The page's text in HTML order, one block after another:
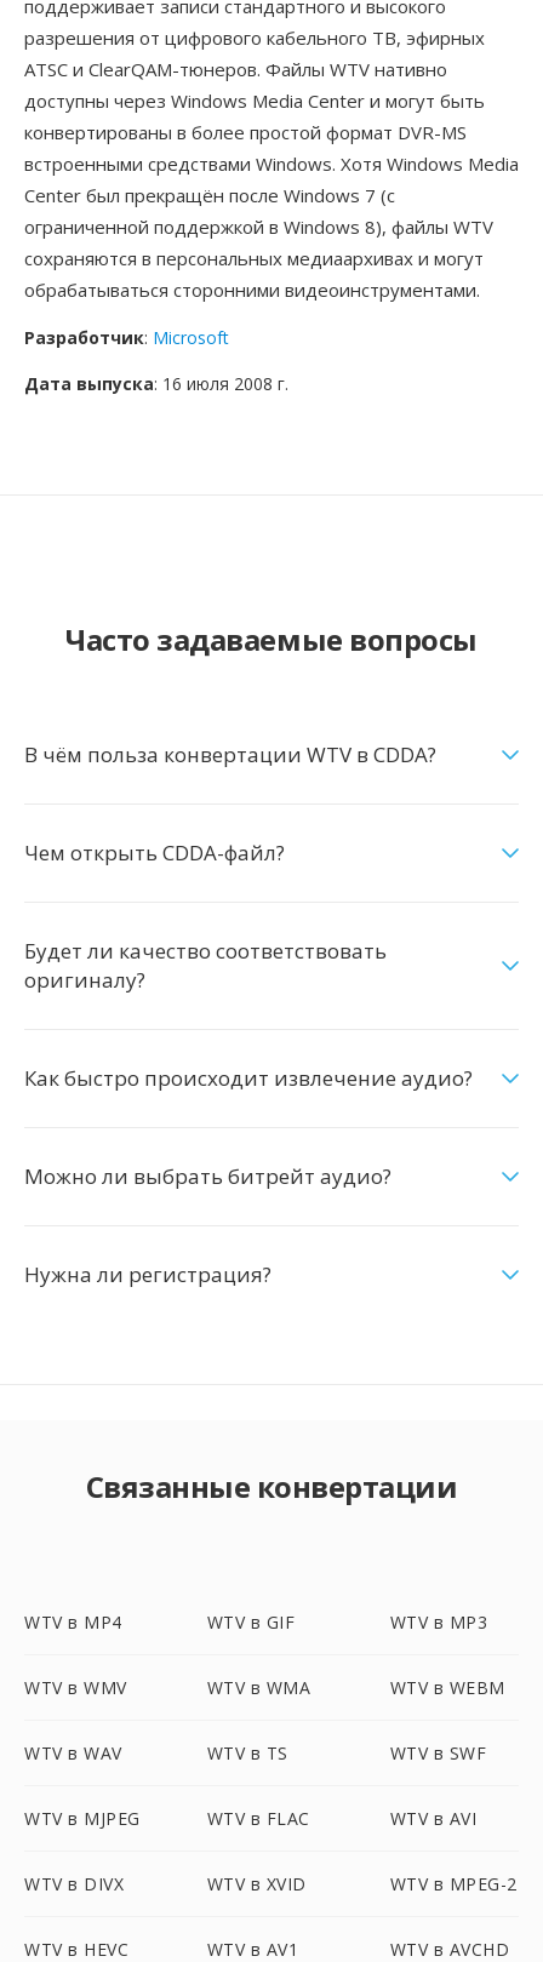
поддерживает записи стандартного и высокого
разрешения от цифрового кабельного ТВ, эфирных
ATSC и ClearQAM-тюнеров. Файлы WTV нативно
доступны через Windows Media Center и могут быть
конвертированы в более простой формат DVR-MS
встроенными средствами Windows. Хотя Windows Media
Center был прекращён после Windows 7 (с
ограниченной поддержкой в Windows 8), файлы WTV
сохраняются в персональных медиаархивах и могут
обрабатываться сторонними видеоинструментами.
Разработчик: Microsoft
Дата выпуска: 16 июля 2008 г.
Часто задаваемые вопросы
В чём польза конвертации WTV в CDDA?
Чем открыть CDDA-файл?
Будет ли качество соответствовать
оригиналу?
Как быстро происходит извлечение аудио?
Можно ли выбрать битрейт аудио?
Нужна ли регистрация?
Связанные конвертации
WTV в MP4 WTV в GIF WTV в MP3
WTV в WMV WTV в WMA WTV в WEBM
WTV в WAV WTV в TS WTV в SWF
WTV в MJPEG WTV в FLAC WTV в AVI
WTV в DIVX WTV в XVID WTV в MPEG-2
WTV в HEVC WTV в AV1 WTV в AVCHD